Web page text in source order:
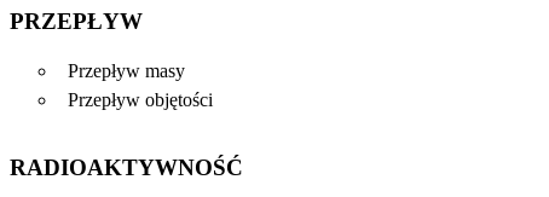
PRZEPŁYW
Przepływ masy
Przepływ objętości
RADIOAKTYWNOŚĆ